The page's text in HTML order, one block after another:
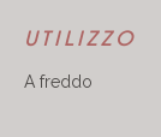
UTILIZZO
A freddo